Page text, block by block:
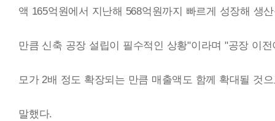
액 165억원에서 지난해 568억원까지 빠르게 성장해 생
만큼 신축 공장 설립이 필수적인 상황"이라며 "공장 이
모가 2배 정도 확장되는 만큼 매출액도 함께 확대될 것
말했다.